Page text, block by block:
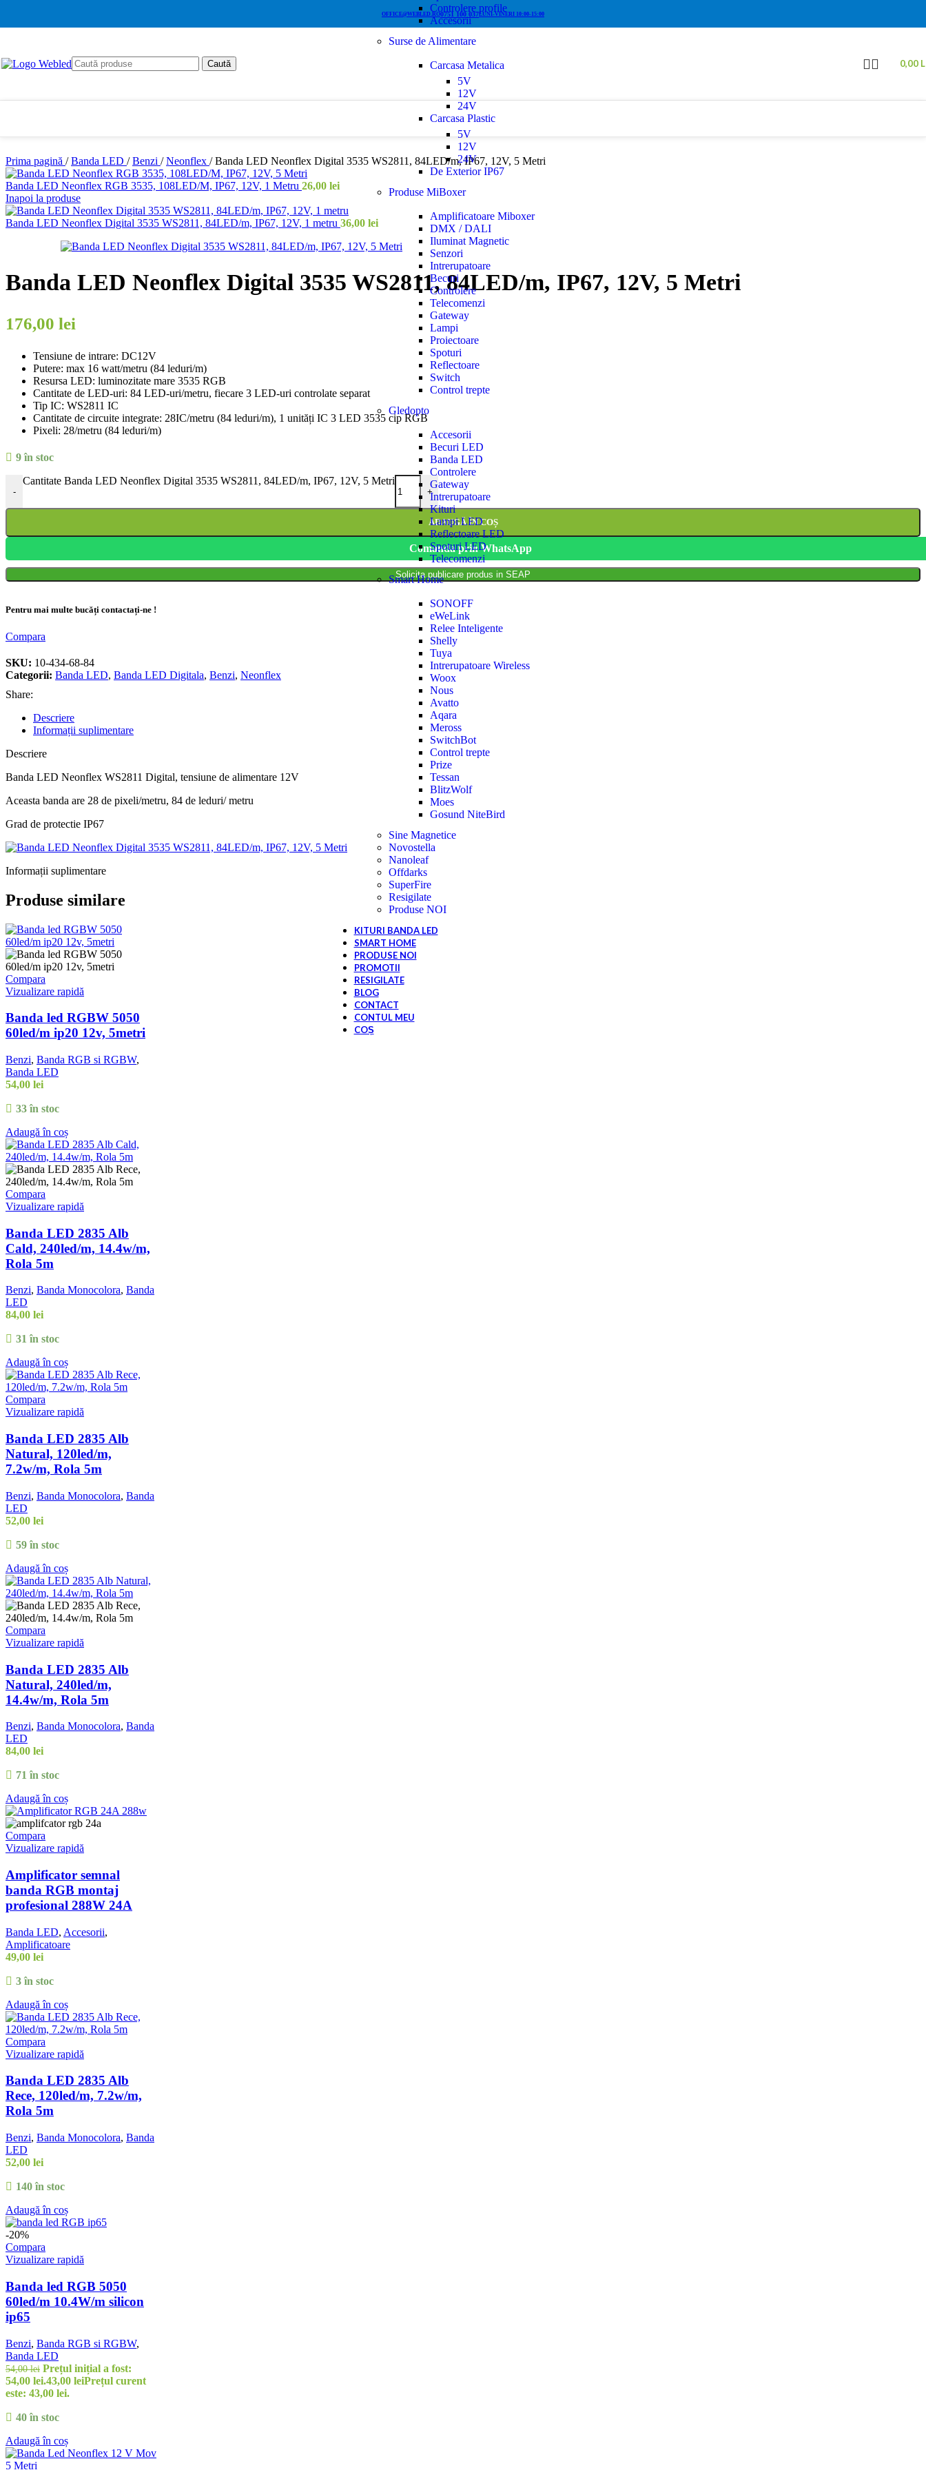
OFFICE@WEBLED.RO0751 100 037LUNI-VINERI 10:00-15:00
Caută 0,00
Controlere profile
Accesorii
Surse de Alimentare
Carcasa Metalica
5V
12V
24V
Carcasa Plastic
5V
12V
24V
De Exterior IP67
Produse MiBoxer
Amplificatoare Miboxer
DMX / DALI
Iluminat Magnetic
Senzori
Intrerupatoare
Becuri
Controlere
Telecomenzi
Gateway
Lampi
Proiectoare
Spoturi
Reflectoare
Switch
Control trepte
Gledopto
Accesorii
Becuri LED
Banda LED
Controlere
Gateway
Intrerupatoare
Kituri
Lampi LED
Reflectoare LED
Spoturi LED
Telecomenzi
Smart Home
SONOFF
eWeLink
Relee Inteligente
Shelly
Tuya
Intrerupatoare Wireless
Woox
Nous
Avatto
Aqara
Meross
SwitchBot
Control trepte
Prize
Tessan
BlitzWolf
Moes
Gosund NiteBird
Sine Magnetice
Novostella
Nanoleaf
Offdarks
SuperFire
Resigilate
Produse NOI
KITURI BANDA LED
SMART HOME
PRODUSE NOI
PROMOTII
RESIGILATE
BLOG
CONTACT
CONTUL MEU
COȘ
Prima pagină / Banda LED / Benzi / Neonflex / Banda LED Neonflex Digital 3535 WS2811, 84LED/m, IP67, 12V, 5 Metri
Banda LED Neonflex RGB 3535, 108LED/M, IP67, 12V, 1 Metru 26,00 lei
Inapoi la produse
Banda LED Neonflex Digital 3535 WS2811, 84LED/m, IP67, 12V, 1 metru 36,00 lei
Banda LED Neonflex Digital 3535 WS2811, 84LED/m, IP67, 12V, 5 Metri
176,00 lei
Tensiune de intrare: DC12V
Putere: max 16 watt/metru (84 leduri/m)
Resursa LED: luminozitate mare 3535 RGB
Cantitate de LED-uri: 84 LED-uri/metru, fiecare 3 LED-uri controlate separat
Tip IC: WS2811 IC
Cantitate de circuite integrate: 28IC/metru (84 leduri/m), 1 unități IC 3 LED 3535 cip RGB
Pixeli: 28/metru (84 leduri/m)
9 în stoc
-
Cantitate Banda LED Neonflex Digital 3535 WS2811, 84LED/m, IP67, 12V, 5 Metri
+
ADAUGĂ ÎN COȘ
Comanda prin WhatsApp
Solicita publicare produs in SEAP
Pentru mai multe bucăți contactați-ne !
Compara
SKU: 10-434-68-84
Categorii: Banda LED, Banda LED Digitala, Benzi, Neonflex
Share:
Descriere
Informații suplimentare
Descriere
Banda LED Neonflex WS2811 Digital, tensiune de alimentare 12V
Aceasta banda are 28 de pixeli/metru, 84 de leduri/ metru
Grad de protectie IP67
Informații suplimentare
Produse similare
Compara
Vizualizare rapidă
Banda led RGBW 5050
60led/m ip20 12v, 5metri
Benzi, Banda RGB si RGBW,
Banda LED
54,00 lei
33 în stoc
Adaugă în coș
Compara
Vizualizare rapidă
Banda LED 2835 Alb
Cald, 240led/m, 14.4w/m,
Rola 5m
Benzi, Banda Monocolora, Banda
LED
84,00 lei
31 în stoc
Adaugă în coș
Compara
Vizualizare rapidă
Banda LED 2835 Alb
Natural, 120led/m,
7.2w/m, Rola 5m
Benzi, Banda Monocolora, Banda
LED
52,00 lei
59 în stoc
Adaugă în coș
Compara
Vizualizare rapidă
Banda LED 2835 Alb
Natural, 240led/m,
14.4w/m, Rola 5m
Benzi, Banda Monocolora, Banda
LED
84,00 lei
71 în stoc
Adaugă în coș
Compara
Vizualizare rapidă
Amplificator semnal
banda RGB montaj
profesional 288W 24A
Banda LED, Accesorii,
Amplificatoare
49,00 lei
3 în stoc
Adaugă în coș
Compara
Vizualizare rapidă
Banda LED 2835 Alb
Rece, 120led/m, 7.2w/m,
Rola 5m
Benzi, Banda Monocolora, Banda
LED
52,00 lei
140 în stoc
Adaugă în coș
-20%
Compara
Vizualizare rapidă
Banda led RGB 5050
60led/m 10.4W/m silicon
ip65
Benzi, Banda RGB si RGBW,
Banda LED
54,00lei Prețul inițial a fost:
54,00 lei.43,00 leiPrețul curent
este: 43,00 lei.
40 în stoc
Adaugă în coș